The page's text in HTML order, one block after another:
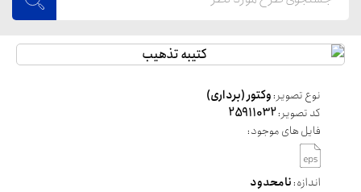
نوع تصویر:وکتور (برداری)
کد تصویر:25911032
فایل های موجود:
اندازه:نامحدود